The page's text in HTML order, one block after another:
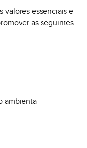
valores essenciais e
as seguintes
ambienta